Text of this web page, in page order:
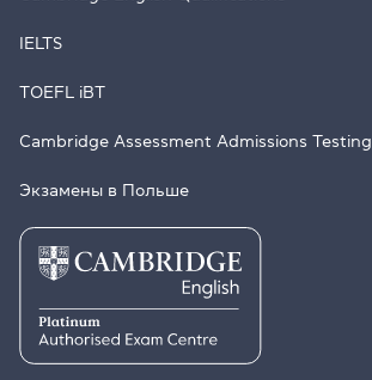
IELTS
TOEFL iBT
Cambridge Assessment Admissions Testing
Экзамены в Польше